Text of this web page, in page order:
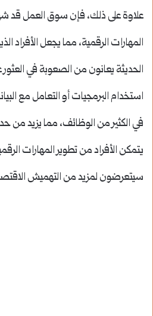
علاوة على ذلك، فإن سوق العمل قد
المهارات الرقمية، مما يجعل الأفراد
الحديثة يعانون من الصعوبة في
استخدام البرمجيات أو التعامل مع
في الكثير من الوظائف، مما يزيد من
يتمكن الأفراد من تطوير المهارات
سيتعرضون لمزيد من التهميش